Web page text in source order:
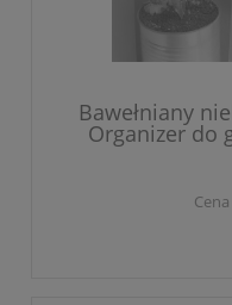
Bawełniany
Organizer do